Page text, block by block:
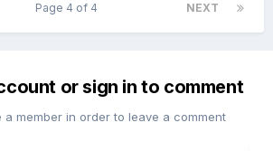
NEXT
Page 4 of 4
or sign in to comment
a member in order to leave a comment